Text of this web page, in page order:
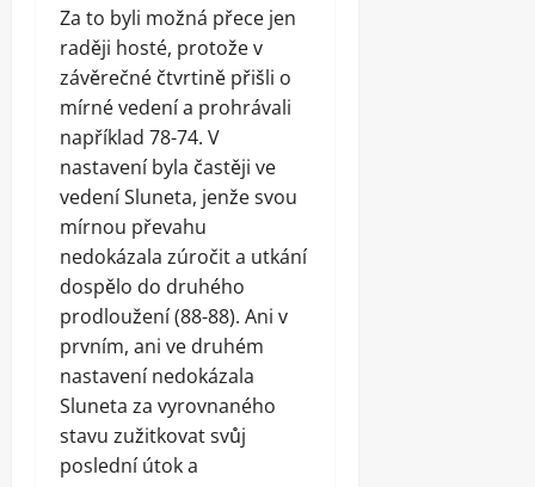
Za to byli možná přece jen
raději hosté, protože v
závěrečné čtvrtině přišli o
mírné vedení a prohrávali
například 78-74. V
nastavení byla častěji ve
vedení Sluneta, jenže svou
mírnou převahu
nedokázala zúročit a utkání
dospělo do druhého
prodloužení (88-88). Ani v
prvním, ani ve druhém
nastavení nedokázala
Sluneta za vyrovnaného
stavu zužitkovat svůj
poslední útok a